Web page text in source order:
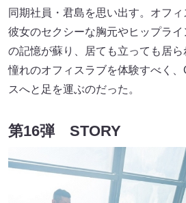
同期社員・君島を思い出す。オフィ
彼女のセクシーな胸元やヒップラ
の記憶が蘇り、居ても立っても居ら
憧れのオフィスラブを体験すべく
スへと足を運ぶのだった。
第16弾 STORY